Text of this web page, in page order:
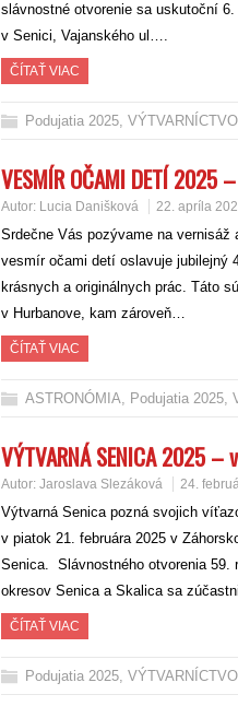
slávnostné otvorenie sa uskutoční
v Senici, Vajanského ul….
ČÍTAŤ VIAC
Podujatia 2025, VÝTVARNÍCTVO
VESMÍR OČAMI DETÍ 2025
Autor: Lucia Danišková 22. apríla
Srdečne Vás pozývame na
vesmír očami detí oslavuje jubilejný
krásnych a originálnych prác. Táto
v Hurbanove, kam zároveň…
ČÍTAŤ VIAC
ASTRONÓMIA, Podujatia 2025,
VÝTVARNÁ SENICA 2025 –
Autor: Jaroslava Slezáková 24.
Výtvarná Senica pozná svojich
v piatok 21. februára 2025 v
Senica. Slávnostného otvorenia 59.
okresov Senica a Skalica sa
ČÍTAŤ VIAC
Podujatia 2025, VÝTVARNÍCTVO